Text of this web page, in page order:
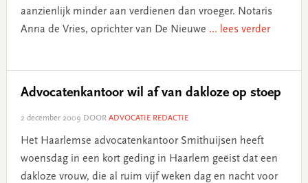
aanzienlijk minder aan verdienen dan vroeger. Notaris
Anna de Vries, oprichter van De Nieuwe ... lees verder
Advocatenkantoor wil af van dakloze op stoep
2 december 2009 DOOR ADVOCATIE REDACTIE
Het Haarlemse advocatenkantoor Smithuijsen heeft
woensdag in een kort geding in Haarlem geëist dat een
dakloze vrouw, die al ruim vijf weken dag en nacht voor